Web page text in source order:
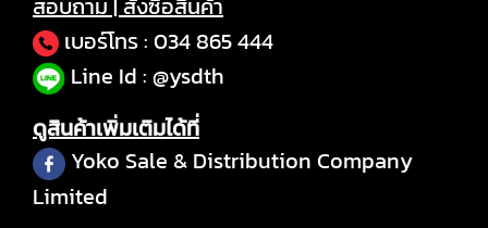
สอบถาม | สั่งซื้อสินค้า
เบอร์โทร : 034 865 444
Line Id : @ysdth
ดูสินค้าเพิ่มเติมได้ที่
Yoko Sale & Distribution Company
Limited